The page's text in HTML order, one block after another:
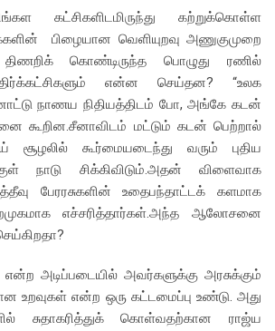
கட்சிகளிடமிருந்து கற்றுக்கொள்ள
பிழையான வெளியுறவு அணுகுமுறை
கொண்டிருந்த பொழுது ரணில்
என்ன செய்தன? “உலக
நாணய நிதியத்திடம் போ, அங்கே கடன்
கூறின.சீனாவிடம் மட்டும் கடன் பெற்றால்
சூழலில் கூர்மையடைந்து வரும் புதிய
நாடு சிக்கிவிடும்.அதன் விளைவாக
பேரரசுகளின் உதைபந்தாட்டக் களமாக
எச்சரித்தார்கள்.அந்த ஆலோசனை
என்ற அடிப்படையில் அவர்களுக்கு அரசுக்கும்
உறவுகள் என்ற ஒரு கட்டமைப்பு உண்டு. அது
சுதாகரித்துக் கொள்வதற்கான ராஜ்ய